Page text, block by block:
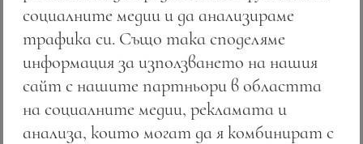
Песто Дженовезе, пълнозърнести трохи,
зехтин, лимон, лимонови кори и чесън
социалните медии и да анализираме
трафика си. Също така споделяме
информация за използването на нашия
сайт с нашите партньори в областта
на социалните медии, рекламата и
анализа, които могат да я комбинират с